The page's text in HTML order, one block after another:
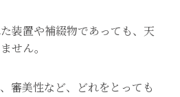
装置や補綴物であっても、天
せん。
審美性など、どれをとっても